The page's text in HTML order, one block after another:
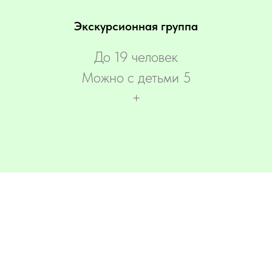
Экскурсионная группа
До 19 человек
Можно с детьми 5
+